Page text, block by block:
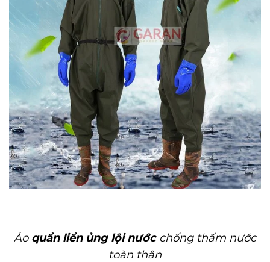
Áo quần liền ủng lội nướcchống thấm nước
toàn thân